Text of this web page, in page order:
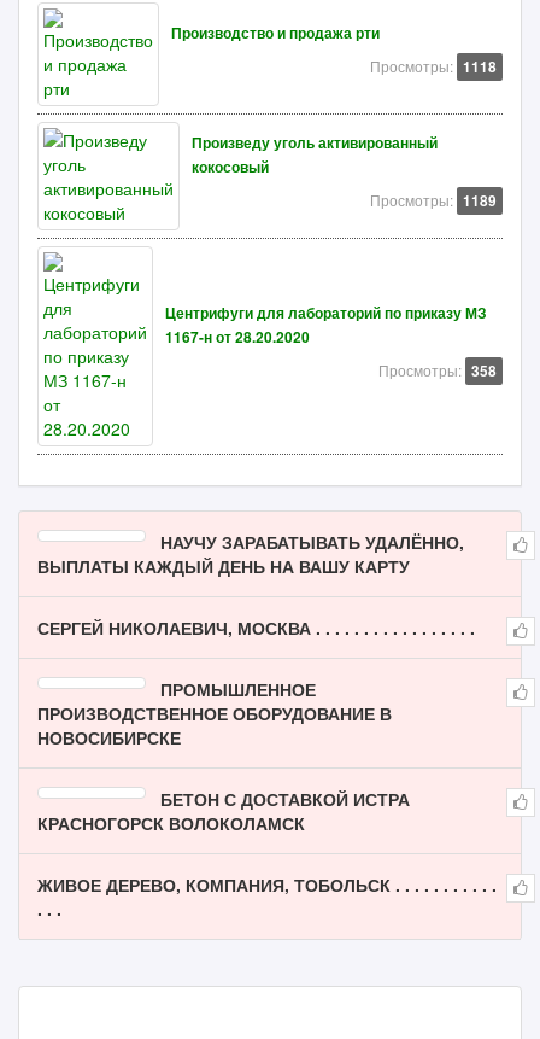
Производство и продажа рти
Просмотры: 1118
Произведу уголь активированный
кокосовый
Просмотры: 1189
Центрифуги для лабораторий по приказу МЗ
1167-н от 28.20.2020
Просмотры: 358
НАУЧУ ЗАРАБАТЫВАТЬ УДАЛЁННО,
ВЫПЛАТЫ КАЖДЫЙ ДЕНЬ НА ВАШУ КАРТУ
СЕРГЕЙ НИКОЛАЕВИЧ, МОСКВА . . . . . . . . . . . . . . . . .
ПРОМЫШЛЕННОЕ
ПРОИЗВОДСТВЕННОЕ ОБОРУДОВАНИЕ В
НОВОСИБИРСКЕ
БЕТОН С ДОСТАВКОЙ ИСТРА
КРАСНОГОРСК ВОЛОКОЛАМСК
ЖИВОЕ ДЕРЕВО, КОМПАНИЯ, ТОБОЛЬСК . . . . . . . . . . .
. . .